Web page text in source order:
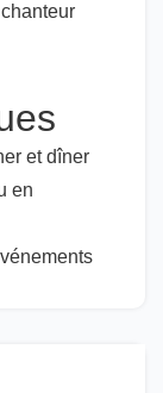
et dîner
en